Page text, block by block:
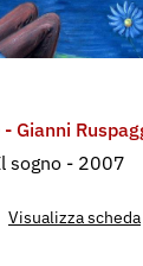
Madonna,
- Gianni
sogno - 2007
Visualizza scheda